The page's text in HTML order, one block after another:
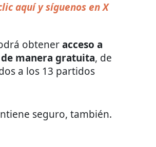
aquí y síguenos en X
obteneracceso a
manera gratuita, de
a los 13 partidos
seguro, también.